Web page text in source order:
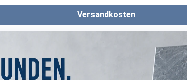
Versandkosten